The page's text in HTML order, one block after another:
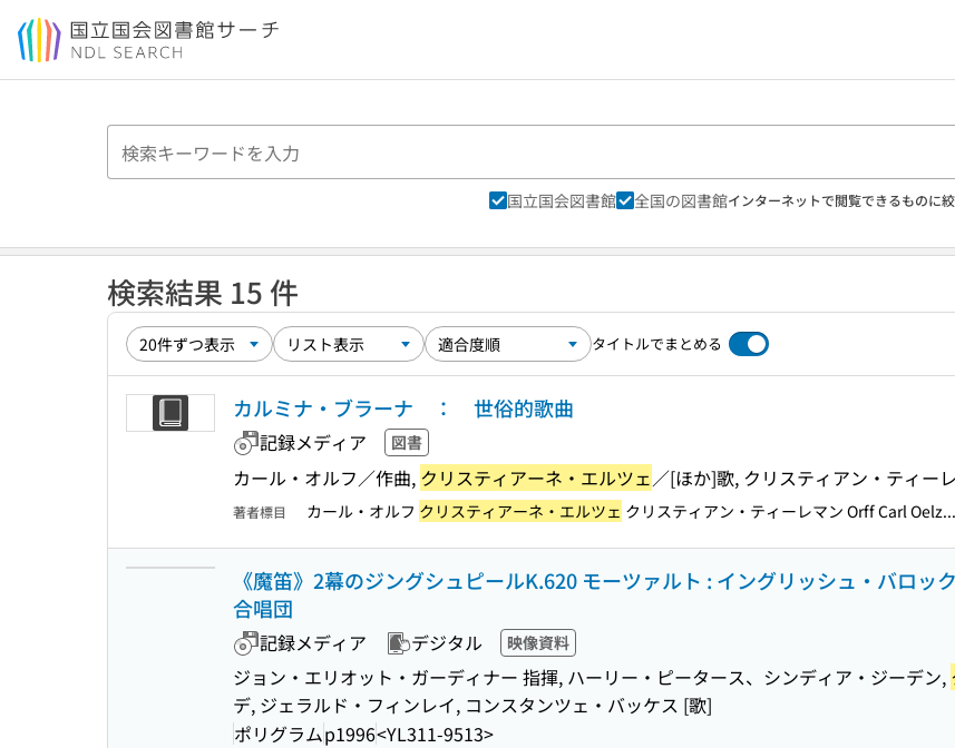
本文へ移動
国立国会図書館 全国の図書館インターネットで閲覧できるものに
検索結果 15 件
タイトルでまとめる
カルミナ・ブラーナ ： 世俗的歌曲
記録メディア 図書
カール・オルフ／作曲, クリスティアーネ・エルツェ／[ほか]歌, クリスティアン・ティー
著者標目 カール・オルフ クリスティアーネ・エルツェ クリスティアン・ティーレマン Orff Carl Oelz...
《魔笛》2幕のジングシュピールK.620 モーツァルト : イングリッシュ・バロッ
合唱団
記録メディア デジタル 映像資料
ジョン・エリオット・ガーディナー 指揮, ハーリー・ピータース、シンディア・ジーデン,
デ, ジェラルド・フィンレイ, コンスタンツェ・バッケス [歌]
ポリグラムp1996<YL311-9513>